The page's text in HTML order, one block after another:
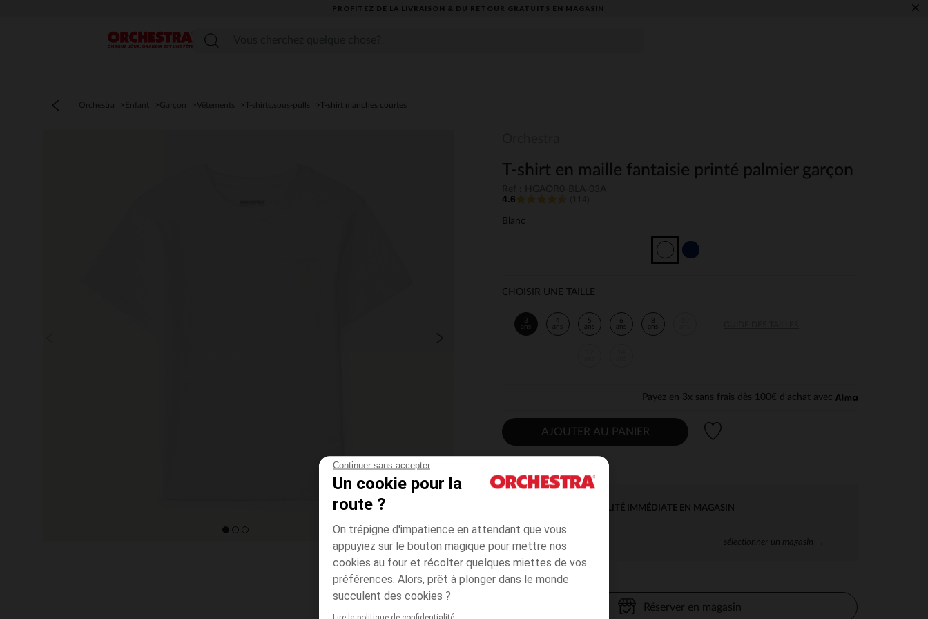
Continuer sans accepter
Un cookie pour la
route ?
On trépigne d'impatience en attendant que vous
appuyiez sur le bouton magique pour mettre nos
cookies au four et récolter quelques miettes de vos
préférences. Alors, prêt à plonger dans le monde
succulent des cookies ?
PROFITEZ DE LA LIVRAISON & DU RETOUR GRATUITS EN MAGASIN​ ×
Menu
Orchestra Enfant Garçon Vêtements T-shirts,sous-pulls T-shirt manches courtes
T-shirt en maille fantaisie printé palmier garçon
4.6
Blanc
CHOISIR UNE TAILLE
3
ans
4
ans
5
ans
6
ans
8
ans
Payez en 3x sans frais dès 100€ d'achat avec
AJOUTER AU PANIER
DISPONIBILITÉ IMMÉDIATE EN MAGASIN
sélectionner un magasin →
Réserver en magasin